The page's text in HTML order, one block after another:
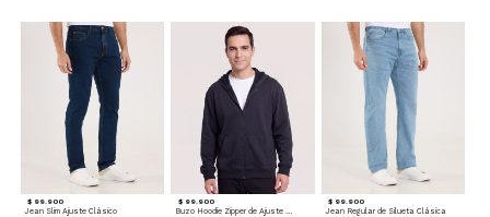
$ 99.900
Jean Slim Ajuste Clásico
$ 99.900 $ 99.900
Jean Regular de Silueta Clásica